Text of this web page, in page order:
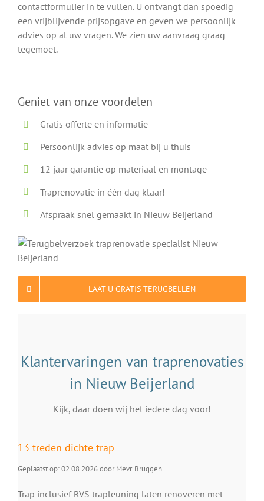
contactformulier in te vullen. U ontvangt dan spoedig
een vrijblijvende prijsopgave en geven we persoonlijk
advies op al uw vragen. We zien uw aanvraag graag
tegemoet.
Geniet van onze voordelen
Gratis offerte en informatie
Persoonlijk advies op maat bij u thuis
12 jaar garantie op materiaal en montage
Traprenovatie in één dag klaar!
Afspraak snel gemaakt in Nieuw Beijerland
LAAT U GRATIS TERUGBELLEN
Klantervaringen van traprenovaties
in Nieuw Beijerland
Kijk, daar doen wij het iedere dag voor!
13 treden dichte trap
Geplaatst op: 02.08.2026 door Mevr. Bruggen
Trap inclusief RVS trapleuning laten renoveren met